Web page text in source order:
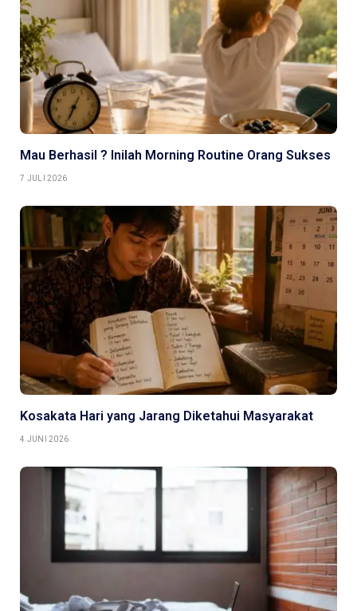
Mau Berhasil ? Inilah Morning Routine Orang Sukses
7 JULI 2026
Kosakata Hari yang Jarang Diketahui Masyarakat
4 JUNI 2026